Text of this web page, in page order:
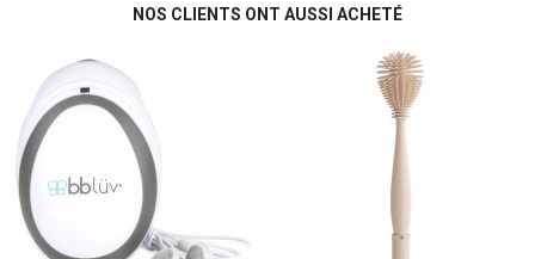
NOS CLIENTS ONT AUSSI ACHETÉ